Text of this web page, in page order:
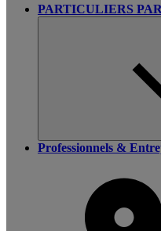
PARTICULIERS
Professionnels &